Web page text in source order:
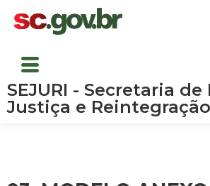
SEJURI - Secretaria
Justiça e